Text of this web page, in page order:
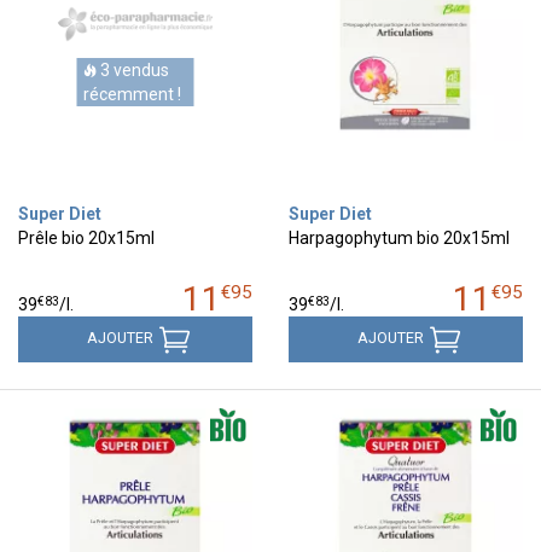
3 vendus
récemment !
Super Diet
Prêle bio 20x15ml
11 €95
39€83/l.
AJOUTER
Super Diet
Harpagophytum bio 20x15ml
11 €95
39€83/l.
AJOUTER